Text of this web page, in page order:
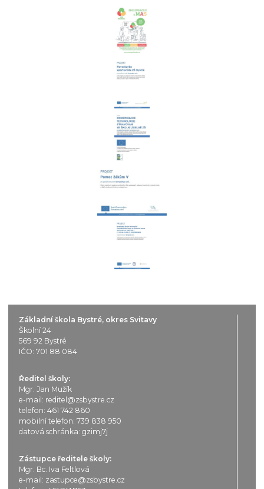
Základní škola Bystré, okres Svitavy
Školní 24
569 92 Bystré
IČO: 701 88 084
Ředitel školy:
Mgr. Jan Mužík
e-mail: reditel@zsbystre.cz
telefon: 461 742 860
mobilní telefon: 739 838 950
datová schránka: gzimj7j
Zástupce ředitele školy:
Mgr. Bc. Iva Feltlová
e-mail: zastupce@zsbystre.cz